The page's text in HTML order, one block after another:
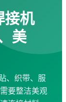
接机
美
、织带、服
要整洁美观